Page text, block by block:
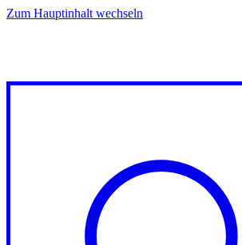
Zum Hauptinhalt wechseln